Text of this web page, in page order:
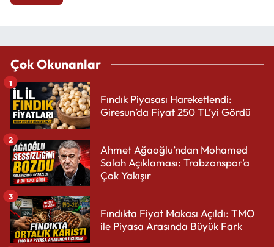
Çok Okunanlar
Fındık Piyasası Hareketlendi:
Giresun’da Fiyat 250 TL’yi Gördü
1
Ahmet Ağaoğlu’ndan Mohamed
Salah Açıklaması: Trabzonspor’a
Çok Yakışır
2
Fındıkta Fiyat Makası Açıldı: TMO
ile Piyasa Arasında Büyük Fark
3